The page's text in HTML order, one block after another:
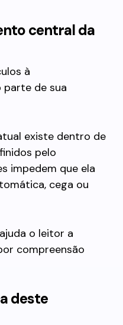
central da
à
parte de sua
existe dentro de
pelo
impedem que ela
cega ou
o leitor a
compreensão
deste